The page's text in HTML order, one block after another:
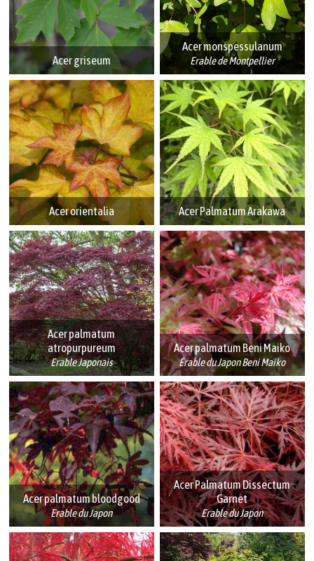
Acer griseum
Acer monspessulanum
Erable de Montpellier
Acer orientalia Acer Palmatum Arakawa
Acer palmatum
atropurpureum
Erable Japonais
Acer palmatum Beni Maiko
Érable du Japon Beni Maiko
Acer palmatum bloodgood
Erable du Japon
Acer Palmatum Dissectum
Garnet
Erable du Japon